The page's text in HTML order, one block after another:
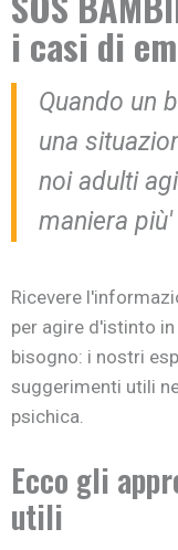
i casi di
Quando un
una
noi adulti
maniera
Ricevere
per agire d'istinto
bisogno: i nostri
suggerimenti utili
psichica.
Ecco gli
utili